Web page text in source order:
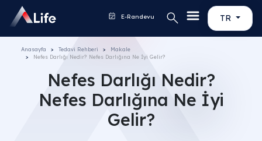
TR
E-Randevu
Anasayfa Tedavi Rehberi
Makale
Nefes Darlığı Nedir? Nefes Darlığına Ne İyi Gelir?
Nefes Darlığı Nedir?
Nefes Darlığına Ne İyi
Gelir?